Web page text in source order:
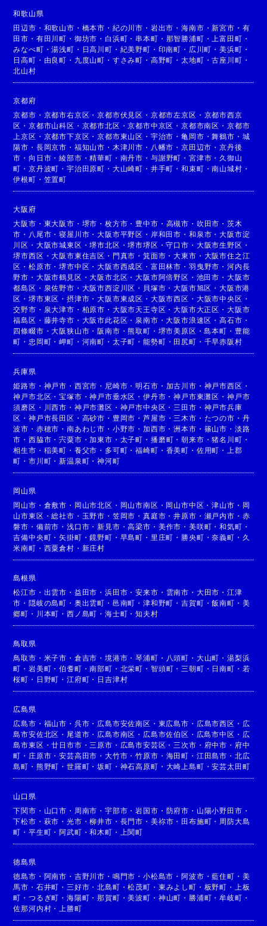
和歌山県
田辺市 ・ 和歌山市 ・ 橋本市 ・ 紀の川市 ・ 岩出市 ・海南市 ・新宮市 ・ 有
田市 ・ 有田川町 ・ 御坊市 ・ 白浜町 ・ 串本町 ・ 那智勝浦町 ・ 上富田町 ・
みなべ町 ・湯浅町 ・ 日高川町 ・ 紀美野町 ・ 印南町 ・ 広川町 ・美浜町 ・
日高町 ・ 由良町 ・ 九度山町 ・ すさみ町 ・ 高野町 ・太地町 ・古座川町 ・
北山村
京都府
京都市 ・ 京都市右京区 ・京都市伏見区 ・ 京都市左京区 ・ 京都市西京
区 ・京都市山科区 ・ 京都市北区 ・京都市中京区 ・京都市南区 ・ 京都市
上京区 ・ 京都市下京区 ・京都市東山区 ・ 宇治市 ・亀岡市 ・舞鶴市 ・ 城
陽市 ・ 長岡京市 ・ 福知山市 ・ 木津川市 ・ 八幡市 ・京田辺市 ・京丹後
市 ・向日市 ・綾部市 ・精華町 ・ 南丹市 ・ 与謝野町 ・ 宮津市 ・ 久御山
町 ・京丹波町 ・宇治田原町 ・ 大山崎町 ・ 井手町 ・和束町 ・南山城村 ・
伊根町 ・ 笠置町
大阪府
大阪市 ・ 東大阪市 ・ 堺市 ・枚方市 ・ 豊中市 ・ 高槻市 ・ 吹田市 ・ 茨木
市 ・ 八尾市 ・寝屋川市 ・大阪市平野区 ・ 岸和田市 ・ 和泉市 ・大阪市淀
川区 ・ 大阪市城東区 ・堺市北区 ・堺市堺区 ・守口市 ・ 大阪市生野区 ・
堺市西区 ・大阪市東住吉区 ・ 門真市 ・箕面市 ・大東市 ・ 大阪市住之江
区 ・松原市 ・堺市中区 ・大阪市西成区 ・ 富田林市 ・ 羽曳野市 ・ 河内長
野市 ・ 大阪市鶴見区 ・大阪市北区 ・大阪市阿倍野区 ・ 池田市 ・ 大阪市
都島区 ・ 泉佐野市 ・ 大阪市西淀川区 ・ 貝塚市 ・大阪市旭区 ・大阪市港
区 ・堺市東区 ・摂津市 ・大阪市東成区 ・ 大阪市西区 ・ 大阪市中央区 ・
交野市 ・ 泉大津市 ・ 柏原市 ・ 大阪市天王寺区 ・大阪市大正区 ・ 大阪市
福島区 ・ 藤井寺市 ・ 大阪市此花区 ・ 泉南市 ・大阪市浪速区 ・高石市 ・
四條畷市 ・大阪狭山市 ・阪南市 ・熊取町 ・ 堺市美原区 ・島本町 ・ 豊能
町 ・ 忠岡町 ・岬町 ・ 河南町 ・ 太子町 ・能勢町 ・ 田尻町 ・ 千早赤阪村
兵庫県
姫路市 ・ 神戸市 ・ 西宮市 ・ 尼崎市 ・明石市 ・ 加古川市 ・ 神戸市西区 ・
神戸市北区 ・宝塚市 ・神戸市垂水区 ・伊丹市 ・神戸市東灘区 ・ 神戸市
須磨区 ・ 川西市 ・ 神戸市灘区 ・ 神戸市中央区 ・ 三田市 ・ 神戸市兵庫
区 ・神戸市長田区 ・ 高砂市 ・ 豊岡市 ・芦屋市 ・ 三木市 ・ たつの市 ・ 丹
波市 ・ 赤穂市 ・南あわじ市 ・ 小野市 ・加西市 ・洲本市 ・ 篠山市 ・ 淡路
市 ・西脇市 ・宍粟市 ・加東市 ・ 太子町 ・ 播磨町 ・朝来市 ・猪名川町 ・
相生市 ・ 稲美町 ・ 養父市 ・ 多可町 ・福崎町 ・ 香美町 ・ 佐用町 ・
上郡
町 ・市川町 ・新温泉町 ・神河町
岡山県
岡山市 ・ 倉敷市 ・ 岡山市北区 ・ 岡山市南区 ・ 岡山市中区 ・津山市 ・ 岡
山市東区 ・総社市 ・ 玉野市 ・ 笠岡市 ・真庭市 ・井原市 ・ 瀬戸内市 ・ 赤
磐市 ・ 備前市 ・浅口市 ・新見市 ・高梁市 ・ 美作市 ・ 美咲町 ・和気町 ・
吉備中央町 ・矢掛町 ・鏡野町 ・ 早島町 ・ 里庄町 ・ 勝央町 ・奈義町 ・ 久
米南町 ・ 西粟倉村 ・ 新庄村
島根県
松江市 ・ 出雲市 ・ 益田市 ・浜田市 ・安来市 ・ 雲南市 ・ 大田市 ・ 江津
市 ・隠岐の島町 ・ 奥出雲町 ・ 邑南町 ・津和野町 ・吉賀町 ・飯南町 ・ 美
郷町 ・ 川本町 ・西ノ島町 ・海士町 ・知夫村
鳥取県
鳥取市 ・ 米子市 ・ 倉吉市 ・境港市 ・琴浦町 ・ 八頭町 ・ 大山町 ・ 湯梨浜
町 ・岩美町 ・伯耆町 ・南部町 ・ 北栄町 ・ 智頭町 ・ 三朝町 ・ 日南町 ・ 若
桜町 ・ 日野町 ・江府町 ・ 日吉津村
広島県
広島市 ・ 福山市 ・ 呉市 ・ 広島市安佐南区 ・ 東広島市 ・ 広島市西区 ・ 広
島市安佐北区 ・ 尾道市 ・ 広島市南区 ・ 広島市佐伯区 ・ 広島市中区 ・ 広
島市東区 ・廿日市市 ・ 三原市 ・ 広島市安芸区 ・ 三次市 ・ 府中市 ・ 府中
町 ・ 庄原市 ・安芸高田市 ・大竹市 ・竹原市 ・ 海田町 ・ 江田島市 ・ 北広
島町 ・ 熊野町 ・世羅町 ・坂町 ・ 神石高原町 ・ 大崎上島町 ・安芸太田町
山口県
下関市 ・ 山口市 ・ 周南市 ・宇部市 ・岩国市 ・ 防府市 ・ 山陽小野田市 ・
下松市 ・ 萩市 ・光市 ・柳井市 ・ 長門市 ・ 美祢市 ・ 田布施町 ・ 周防大島
町 ・平生町 ・阿武町 ・和木町 ・ 上関町
徳島県
徳島市 ・ 阿南市 ・ 吉野川市 ・ 鳴門市 ・小松島市 ・阿波市 ・藍住町 ・ 美
馬市 ・ 石井町 ・ 三好市 ・北島町 ・松茂町 ・ 東みよし町 ・ 板野町 ・
上板
町 ・つるぎ町 ・海陽町 ・那賀町 ・美波町 ・ 神山町 ・ 勝浦町 ・牟岐町 ・
佐那河内村 ・ 上勝町